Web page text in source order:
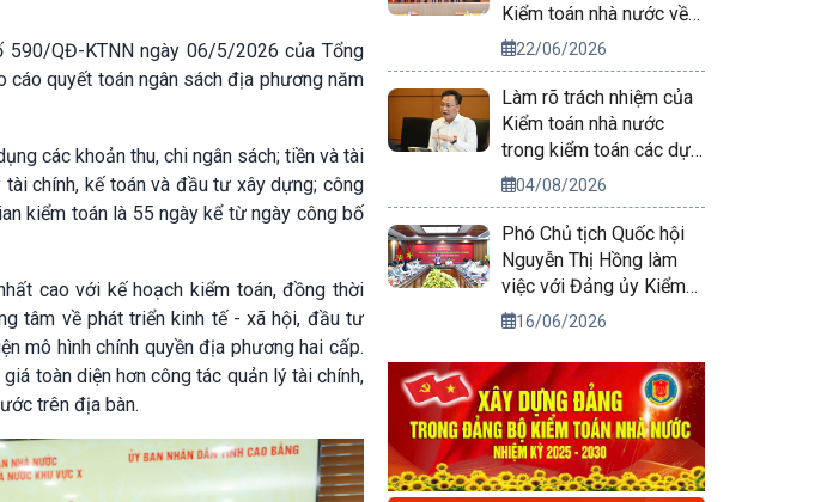
590/QĐ-KTNN ngày 06/5/2026 của Tổng
cáo quyết toán ngân sách địa phương năm
các khoản thu, chi ngân sách; tiền và tài
chính, kế toán và đầu tư xây dựng; công
kiểm toán là 55 ngày kể từ ngày công bố
cao với kế hoạch kiểm toán, đồng thời
tâm về phát triển kinh tế - xã hội, đầu tư
mô hình chính quyền địa phương hai cấp.
toàn diện hơn công tác quản lý tài chính,
trên địa bàn.
Kiểm toán nhà nước về
công tác cán bộ
22/06/2026
Làm rõ trách nhiệm của
Kiểm toán nhà nước
trong kiểm toán các dự
án phục vụ APEC 2027
04/08/2026
Phó Chủ tịch Quốc hội
Nguyễn Thị Hồng làm
việc với Đảng ủy Kiểm
toán nhà nước
16/06/2026